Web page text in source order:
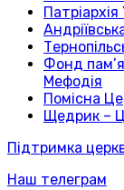
Фонд
Мефодія
Помісна
Щедрик –
Підтримка
Наш телеграм